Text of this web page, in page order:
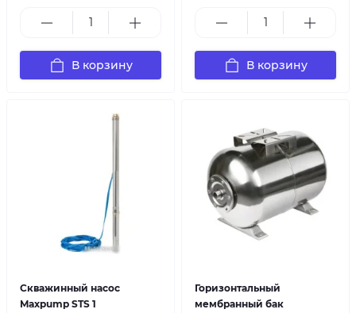
В корзину В корзину
Скважинный насос
Maxpump STS 1
Горизонтальный
мембранный бак